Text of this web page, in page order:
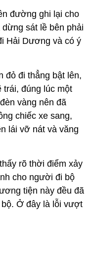
đường ghi lại cho
sát lề bên phải
Hải Dương và có ý
đỏ đi thẳng bật lên,
trái, đúng lúc một
vàng nên đã
chiếc xe sang,
lái vỡ nát và văng
rõ thời điểm xảy
cho người đi bộ
tiện này đều đã
Ở đây là lỗi vượt